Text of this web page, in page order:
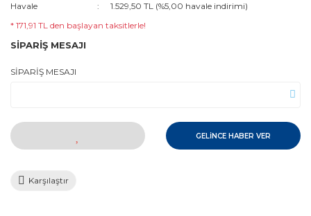
Havale
1.529,50 TL (%5,00 havale indirimi)
* 171,91 TL den başlayan taksitlerle!
SİPARİŞ MESAJI
SİPARİŞ MESAJI
GELİNCE HABER VER
Karşılaştır